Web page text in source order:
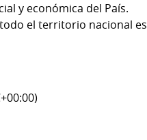
y económica del País.
el territorio nacional es